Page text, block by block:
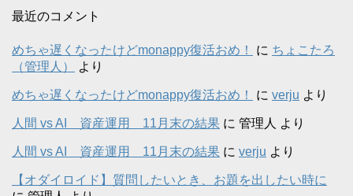
最近のコメント
めちゃ遅くなったけどmonappy復活おめ！ に ちょこたろ
（管理人）
より
めちゃ遅くなったけどmonappy復活おめ！ に verju より
人間 vs AI 資産運用 11月末の結果 に 管理人 より
人間 vs AI 資産運用 11月末の結果 に verju より
【オダイロイド】質問したいとき、お題を出したい時に